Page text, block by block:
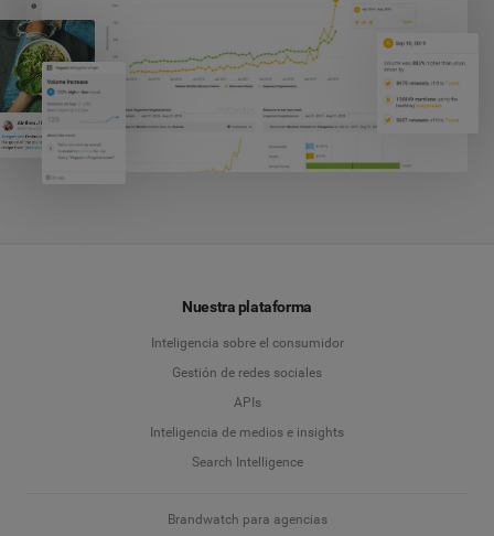
Nuestra plataforma
Inteligencia sobre el consumidor
Gestión de redes sociales
APIs
Inteligencia de medios e insights
Search Intelligence
Brandwatch para agencias